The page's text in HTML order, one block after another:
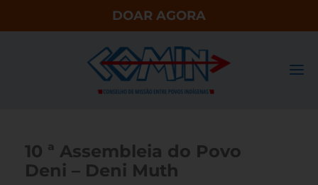
DOAR AGORA
10 ª Assembleia do Povo
Deni – Deni Muth